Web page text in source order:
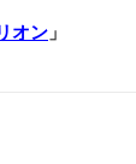
オン 」